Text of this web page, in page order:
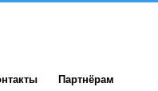
Партнёрам